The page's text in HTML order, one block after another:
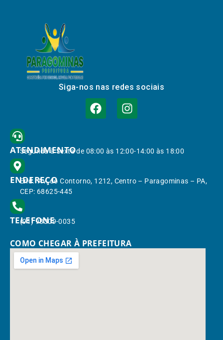
Siga-nos nas redes sociais
ATENDIMENTO
Segunda à Sexta de 08:00 às 12:00-14:00 às 18:00
ENDEREÇO
End.: Av. do Contorno, 1212, Centro – Paragominas – PA,
CEP: 68625-445
TELEFONE
(91) 98309-0035
COMO CHEGAR À PREFEITURA